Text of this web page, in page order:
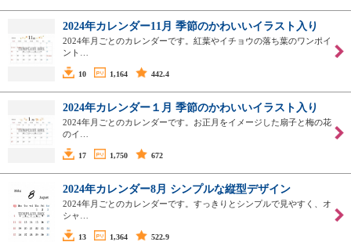
2024年カレンダー11月 季節のかわいいイラスト入り
2024年月ごとのカレンダーです。紅葉やイチョウの落ち葉のワンポイ
ント…
10 1,164 442.4
2024年カレンダー１月 季節のかわいいイラスト入り
2024年月ごとのカレンダーです。お正月をイメージした扇子と梅の花
のイ…
17 1,750 672
2024年カレンダー8月 シンプルな縦型デザイン
2024年月ごとのカレンダーです。すっきりとシンプルで見やすく、オ
シャ…
13 1,364 522.9